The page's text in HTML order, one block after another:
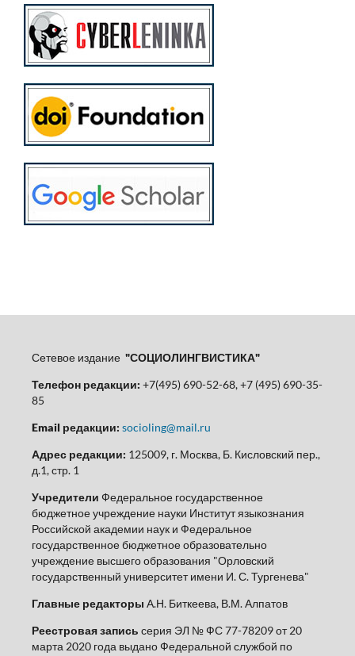
Сетевое издание "СОЦИОЛИНГВИСТИКА"
Телефон редакции: +7(495) 690-52-68, +7 (495) 690-35-
85
Email редакции: socioling@mail.ru
Адрес редакции: 125009, г. Москва, Б. Кисловский пер.,
д.1, стр. 1
Учредители Федеральное государственное
бюджетное учреждение науки Институт языкознания
Российской академии наук и Федеральное
государственное бюджетное образовательно
учреждение высшего образования "Орловский
государственный университет имени И. С. Тургенева"
Главные редакторы А.Н. Биткеева, В.М. Алпатов
Реестровая запись серия ЭЛ № ФС 77-78209 от 20
марта 2020 года выдано Федеральной службой по